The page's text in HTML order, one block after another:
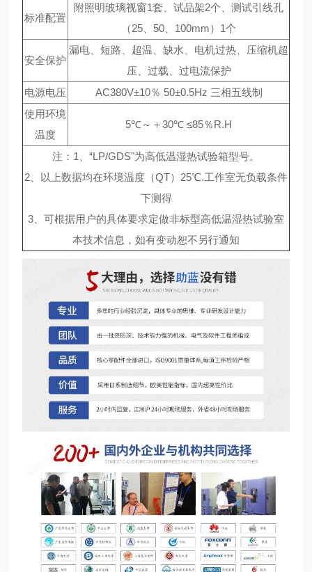
标准配置
附照明玻璃视窗1套、试品架2个、测试引线孔
（25、50、100mm）1个
安全保护
漏电、短路、超温、缺水、电机过热、压缩机超
压、过载、过电流保护
电源电压
AC380V±10％ 50±0.5Hz 三相五线制
使用环境
温度
5℃～＋30℃ ≤85％R.H
注：1、“LP/GDS"为高低温湿热试验箱型号。
2、以上数据均在环境温度（QT）25℃.工作室无负载条件
下测得
3、可根据用户的具体要求定做非标型高低温湿热试验室
本技术信息，如有变动恕不另行通知